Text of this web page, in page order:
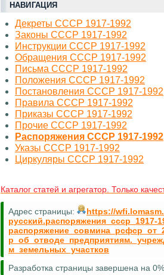
НАВИГАЦИЯ
Декреты СССР 1917-1992
Законы СССР 1917-1992
Инструкции СССР 1917-1992
Обращения СССР 1917-1992
Письма СССР 1917-1992
Положения СССР 1917-1992
Постановления СССР 1917-1992
Правила СССР 1917-1992
Приказы СССР 1917-1992
Прочие СССР 1917-1992
Распоряжения СССР 1917-1992
Указы СССР 1917-1992
Циркуляры СССР 1917-1992
Каталог статей и агрегатор. Только
Адрес страницы:
https://
русский.распоряжения_ссср_1917-
м_земельных_участков
Разработка страницы завершена на 0%